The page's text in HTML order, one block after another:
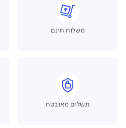
משלוח חינם
תשלום מאובטח